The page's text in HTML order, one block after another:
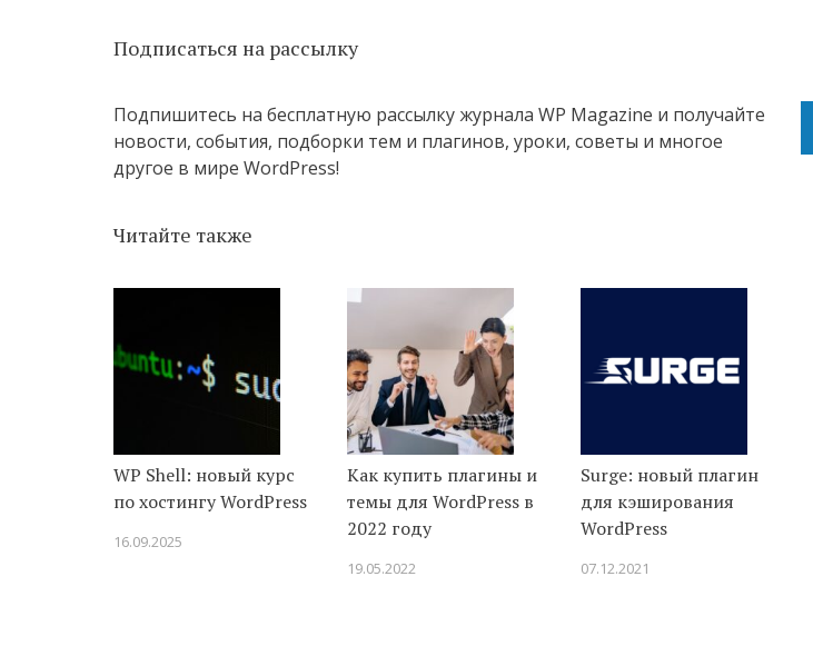
Подписаться на рассылку
Подпишитесь на бесплатную рассылку журнала WP Magazine и получайте
новости, события, подборки тем и плагинов, уроки, советы и многое
другое в мире WordPress!
Читайте также
WP Shell: новый курс
по хостингу WordPress
16.09.2025
Как купить плагины и
темы для WordPress в
2022 году
19.05.2022
Surge: новый плагин
для кэширования
WordPress
07.12.2021